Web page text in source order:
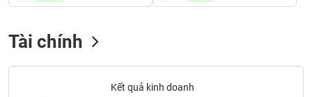
Tài chính
Kết quả kinh doanh
TRUYỀN